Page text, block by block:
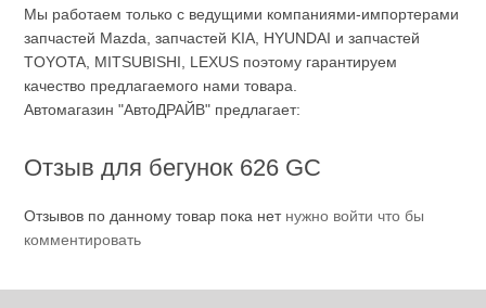
Мы работаем только с ведущими компаниями-импортерами
запчастей Mazda, запчастей KIA, HYUNDAI и запчастей
TOYOTA, MITSUBISHI, LEXUS поэтому гарантируем
качество предлагаемого нами товара.
Автомагазин "АвтоДРАЙВ" предлагает:
Отзыв для бегунок 626 GC
Отзывов по данному товар пока нет нужно войти что бы
комментировать